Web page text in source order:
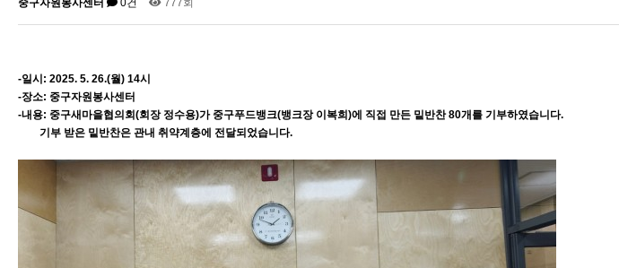
중구자원봉사센터 0건 777회
-일시: 2025. 5. 26.(월) 14시
-장소: 중구자원봉사센터
-내용: 중구새마을협의회(회장 정수용)가 중구푸드뱅크(뱅크장 이복희)에 직접 만든 밑반찬 80개를 기부하였습니다.
기부 받은 밑반찬은 관내 취약계층에 전달되었습니다.